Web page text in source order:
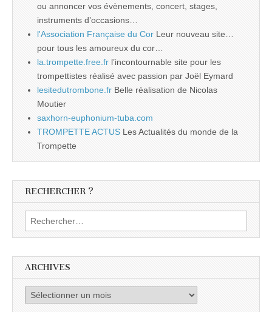
ou annoncer vos évènements, concert, stages,
instruments d’occasions…
l'Association Française du Cor Leur nouveau site…
pour tous les amoureux du cor…
la.trompette.free.fr l’incontournable site pour les
trompettistes réalisé avec passion par Joël Eymard
lesitedutrombone.fr Belle réalisation de Nicolas
Moutier
saxhorn-euphonium-tuba.com
TROMPETTE ACTUS Les Actualités du monde de la
Trompette
RECHERCHER ?
Rechercher :
ARCHIVES
Archives